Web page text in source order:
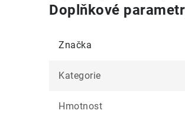
Doplňkové
Značka
Kategorie
Hmotnost